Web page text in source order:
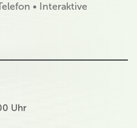
• Interaktive
Uhr